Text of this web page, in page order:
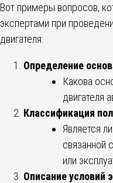
Вот примеры вопросов,
экспертами при
двигателя:
Определение
Какова
двигателя
Классификация
Является
связанной
или
Описание условий